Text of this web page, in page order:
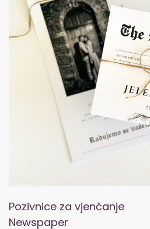
Pozivnice za vjenčanje
Newspaper